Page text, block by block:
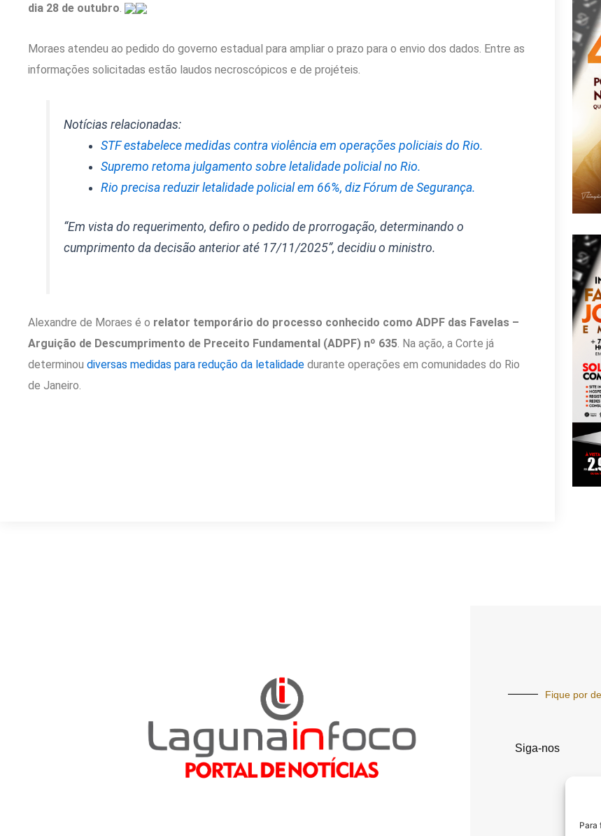
Para
dia 28 de outubro
Moraes atendeu ao pedido do governo estadual para ampliar o prazo para o envio dos dados. Entre as
informações solicitadas estão laudos necroscópicos e de projéteis.
Notícias relacionadas:
STF estabelece medidas contra violência em operações policiais do Rio.
Supremo retoma julgamento sobre letalidade policial no Rio.
Rio precisa reduzir letalidade policial em 66%, diz Fórum de Segurança.
“Em vista do requerimento, defiro o pedido de prorrogação, determinando o
cumprimento da decisão anterior até 17/11/2025”, decidiu o ministro.
Alexandre de Moraes é o relator temporário do processo conhecido como ADPF das Favelas –
Arguição de Descumprimento de Preceito Fundamental (ADPF) nº 635. Na ação, a Corte já
determinou diversas medidas para redução da letalidade durante operações em comunidades do Rio
de Janeiro.
Fique por
Siga-nos